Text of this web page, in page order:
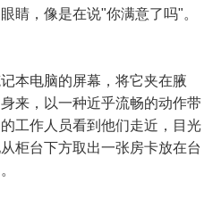
睛，像是在说"你满意了吗"。
本电脑的屏幕，将它夹在腋
来，以一种近乎流畅的动作带
工作人员看到他们走近，目光
柜台下方取出一张房卡放在台